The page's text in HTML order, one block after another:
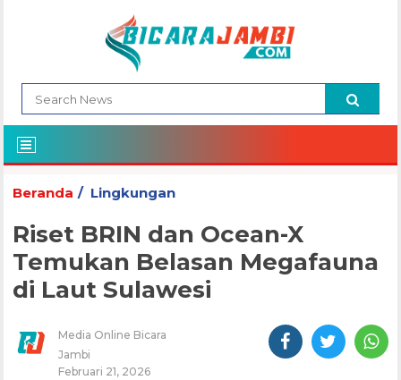
Beranda Lingkungan
Riset BRIN dan Ocean-X
Temukan Belasan Megafauna
di Laut Sulawesi
Media Online Bicara
Jambi
Februari 21, 2026